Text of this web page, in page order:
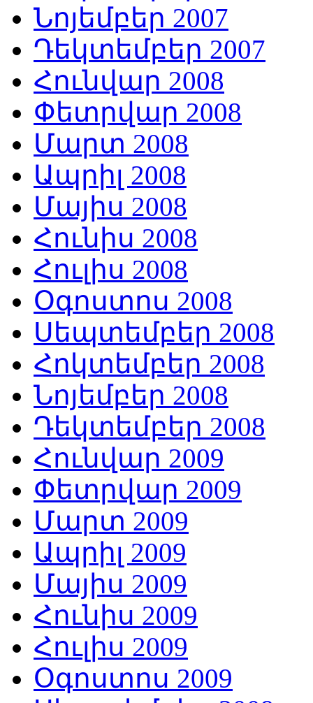
Նոյեմբեր 2007
Դեկտեմբեր 2007
Հունվար 2008
Փետրվար 2008
Մարտ 2008
Ապրիլ 2008
Մայիս 2008
Հունիս 2008
Հուլիս 2008
Օգոստոս 2008
Սեպտեմբեր 2008
Հոկտեմբեր 2008
Նոյեմբեր 2008
Դեկտեմբեր 2008
Հունվար 2009
Փետրվար 2009
Մարտ 2009
Ապրիլ 2009
Մայիս 2009
Հունիս 2009
Հուլիս 2009
Օգոստոս 2009